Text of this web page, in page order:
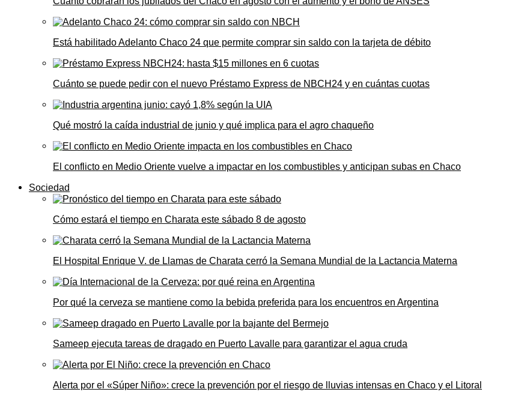
Está habilitado Adelanto Chaco 24 que permite comprar sin saldo con la tarjeta de débito
Cuánto se puede pedir con el nuevo Préstamo Express de NBCH24 y en cuántas cuotas
Qué mostró la caída industrial de junio y qué implica para el agro chaqueño
El conflicto en Medio Oriente vuelve a impactar en los combustibles y anticipan subas en Chaco
Sociedad
Cómo estará el tiempo en Charata este sábado 8 de agosto
El Hospital Enrique V. de Llamas de Charata cerró la Semana Mundial de la Lactancia Materna
Por qué la cerveza se mantiene como la bebida preferida para los encuentros en Argentina
Sameep ejecuta tareas de dragado en Puerto Lavalle para garantizar el agua cruda
Alerta por el «Súper Niño»: crece la prevención por el riesgo de lluvias intensas en Chaco y el Litoral